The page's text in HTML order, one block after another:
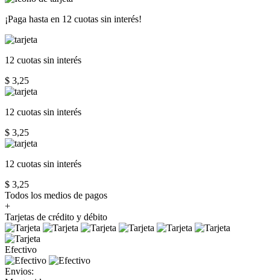
¡Paga hasta en 12 cuotas sin interés!
12 cuotas sin interés
$ 3,25
12 cuotas sin interés
$ 3,25
12 cuotas sin interés
$ 3,25
Todos los medios de pagos
+
Tarjetas de crédito y débito
Efectivo
Envios: